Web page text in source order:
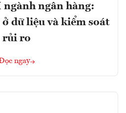
ngành ngân hàng:
dữ liệu và kiểm soát
rủi ro
ngay